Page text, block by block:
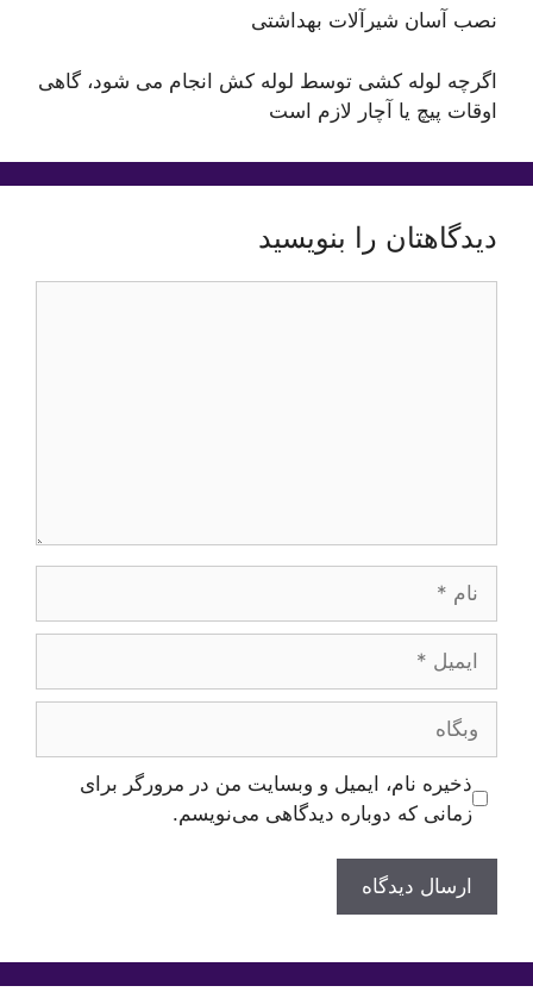
نصب آسان شیرآلات بهداشتی
اگرچه لوله کشی توسط لوله کش انجام می شود، گاهی
اوقات پیچ یا آچار لازم است
دیدگاهتان را بنویسید
وبگاه
ذخیره نام، ایمیل و وبسایت من در مرورگر برای
زمانی که دوباره دیدگاهی می‌نویسم.